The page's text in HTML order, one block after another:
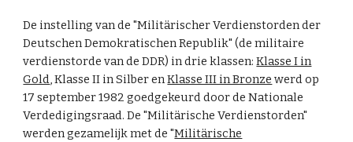
De instelling van de "Militärischer Verdienstorden der
Deutschen Demokratischen Republik" (de militaire
verdienstorde van de DDR) in drie klassen:Klasse I in
Gold, Klasse II in Silber enKlasse III in Bronze werd op
17 september 1982 goedgekeurd door de Nationale
Verdedigingsraad. De "Militärische Verdienstorden"
werden gezamelijk met de "Militärische